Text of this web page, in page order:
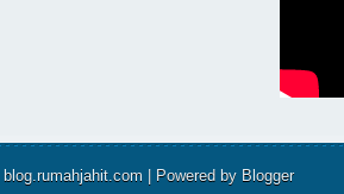
blog.rumahjahit.com | Powered by Blogger